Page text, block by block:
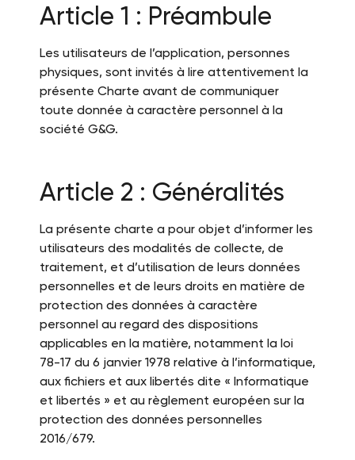
Article 1 : Préambule
Les utilisateurs de l’application, personnes
physiques, sont invités à lire attentivement la
présente Charte avant de communiquer
toute donnée à caractère personnel à la
société G&G.
Article 2 : Généralités
La présente charte a pour objet d’informer les
utilisateurs des modalités de collecte, de
traitement, et d’utilisation de leurs données
personnelles et de leurs droits en matière de
protection des données à caractère
personnel au regard des dispositions
applicables en la matière, notamment la loi
78-17 du 6 janvier 1978 relative à l’informatique,
aux fichiers et aux libertés dite « Informatique
et libertés » et au règlement européen sur la
protection des données personnelles
2016/679.